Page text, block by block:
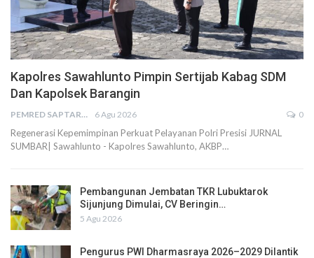
Kapolres Sawahlunto Pimpin Sertijab Kabag SDM
Dan Kapolsek Barangin
PEMRED SAPTARIUS 6 Agu 2026 0
Regenerasi Kepemimpinan Perkuat Pelayanan Polri Presisi JURNAL
SUMBAR| Sawahlunto - Kapolres Sawahlunto, AKBP…
Pembangunan Jembatan TKR Lubuktarok
Sijunjung Dimulai, CV Beringin…
5 Agu 2026
Pengurus PWI Dharmasraya 2026–2029 Dilantik